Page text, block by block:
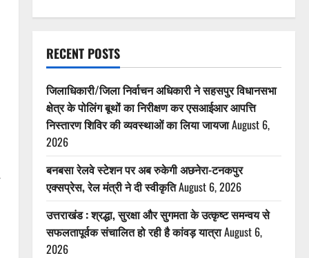
RECENT POSTS
जिलाधिकारी/जिला निर्वाचन अधिकारी ने सहसपुर विधानसभा
क्षेत्र के पोलिंग बूथों का निरीक्षण कर एसआईआर आपत्ति
निस्तारण शिविर की व्यवस्थाओं का लिया जायजाAugust 6,
2026
बनबसा रेलवे स्टेशन पर अब रुकेगी अछनेरा-टनकपुर
एक्सप्रेस, रेल मंत्री ने दी स्वीकृतिAugust 6, 2026
उत्तराखंड : श्रद्धा, सुरक्षा और सुगमता के उत्कृष्ट समन्वय से
सफलतापूर्वक संचालित हो रही है कांवड़ यात्राAugust 6,
2026